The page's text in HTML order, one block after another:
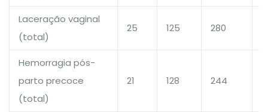
Laceração vaginal
(total)
25 125 280
Hemorragia pós-
parto precoce
(total)
21 128 244